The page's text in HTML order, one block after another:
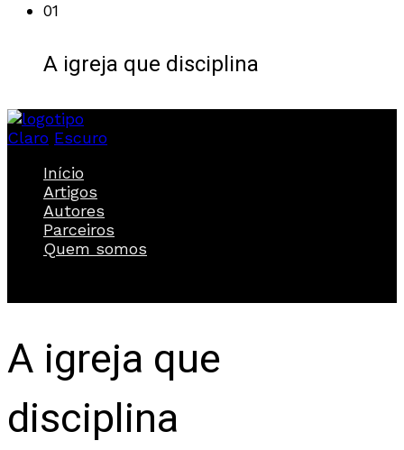
01
A igreja que disciplina
Claro Escuro
Início
Artigos
Autores
Parceiros
Quem somos
A igreja que
disciplina